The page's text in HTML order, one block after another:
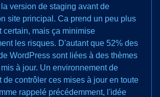
la version de staging avant de
site principal. Ca prend un peu plus
certain, mais ça minimise
les risques. D'autant que 52% des
WordPress sont liées à des thèmes
à jour. Un environnement de
de contrôler ces mises à jour en toute
rappelé précédemment, l'idée